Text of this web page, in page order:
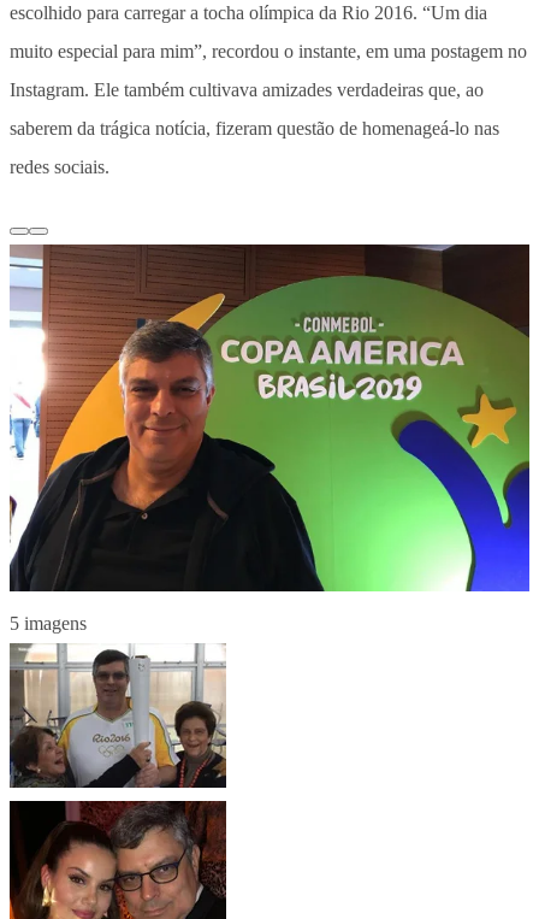
escolhido para carregar a tocha olímpica da Rio 2016. “Um dia
muito especial para mim”, recordou o instante, em uma postagem no
Instagram. Ele também cultivava amizades verdadeiras que, ao
saberem da trágica notícia, fizeram questão de homenageá-lo nas
redes sociais.
5 imagens